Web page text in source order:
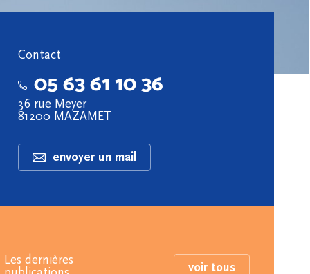
Contact
05 63 61 10 36
36 rue Meyer
81200 MAZAMET
envoyer un mail
Les dernières
voir tous